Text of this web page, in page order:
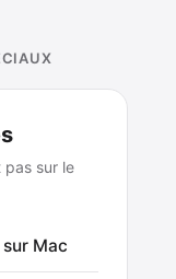
pas sur le
Mac